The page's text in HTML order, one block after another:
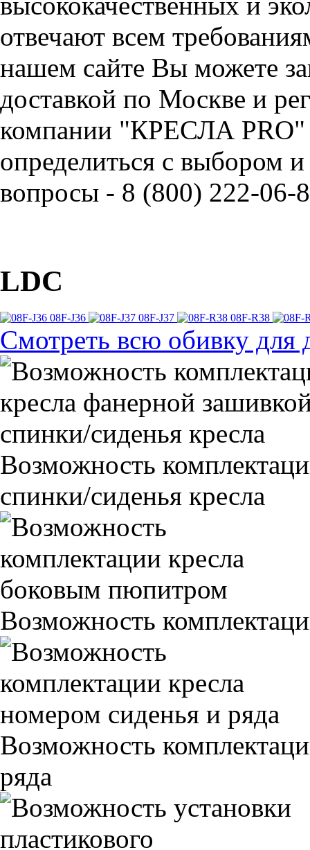
отвечают всем
нашем сайте Вы можете
доставкой по Москве и
компании "КРЕСЛА PRO"
определиться с выбором
вопросы - 8 (800) 222-06-
LDC
08F-J36 08F-J37 08F-R38
Смотреть всю обивку для
Возможность
спинки/сиденья кресла
Возможность
Возможность
ряда